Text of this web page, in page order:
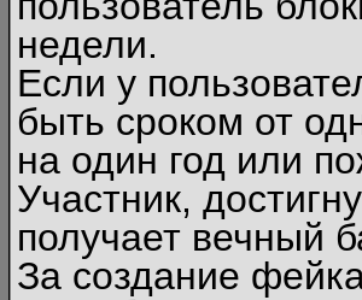
недели.
Если у
быть сроком от
на один год или
Участник,
получает вечный
За создание